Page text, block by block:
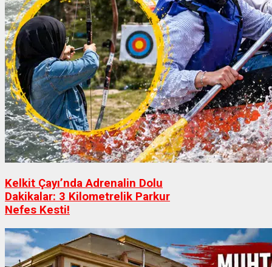
Kelkit Çayı’nda Adrenalin Dolu
Dakikalar: 3 Kilometrelik Parkur
Nefes Kesti!